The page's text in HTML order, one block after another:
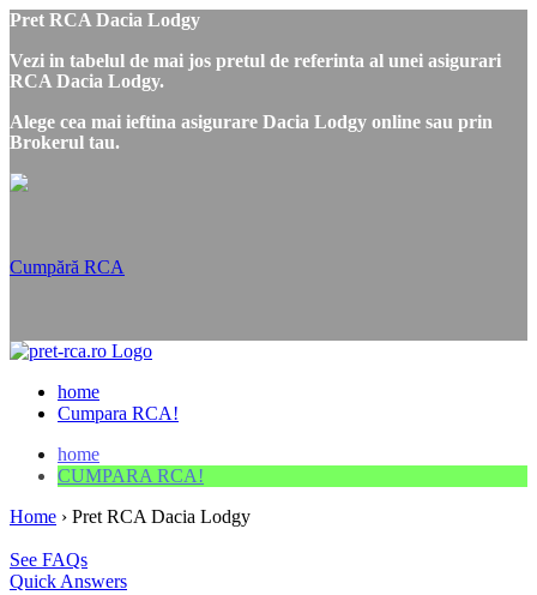
Pret RCA Dacia Lodgy
Vezi in tabelul de mai jos pretul de referinta al unei asigurari
RCA Dacia Lodgy.
Alege cea mai ieftina asigurare Dacia Lodgy online sau prin
Brokerul tau.
Cumpără RCA
home
Cumpara RCA!
home
CUMPARA RCA!
Home › Pret RCA Dacia Lodgy
See FAQs
Quick Answers